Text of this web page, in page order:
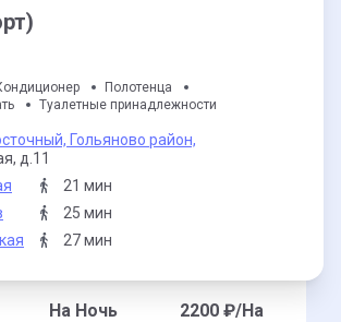
Полотенца
Туалетные принадлежности
Гольяново район,
д.11
21 мин
25 мин
27 мин
На Ночь 2200 ₽/На